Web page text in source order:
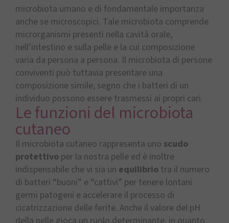
microbiota umano e di fondamentale importanza
anche se microscopici. Tale microbiota comprende
microrganismi presenti nella cavità orale,
nell’intestino e sulla pelle e la cui composizione
varia da persona a persona. Il microbiota di persone
conviventi può tuttavia presentare una
composizione simile, segno che i batteri di un
individuo possono essere trasmessi ai propri cari.
Le funzioni del microbiota
cutaneo
Il microbiota cutaneo rappresenta uno scudo
protettivo per la nostra pelle ed è inoltre
indispensabile che vi sia un equilibrio tra il numero
di batteri “buoni” e “cattivi” per tenere lontani
germi patogeni e accelerare il processo di
cicatrizzazione delle ferite. Anche il valore del pH